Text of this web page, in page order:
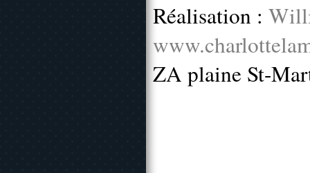
Réalisation :
ZA plaine St-